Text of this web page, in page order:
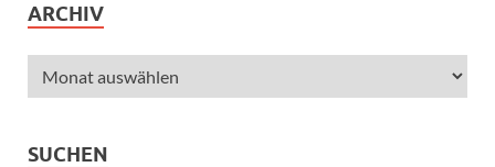
ARCHIV
SUCHEN